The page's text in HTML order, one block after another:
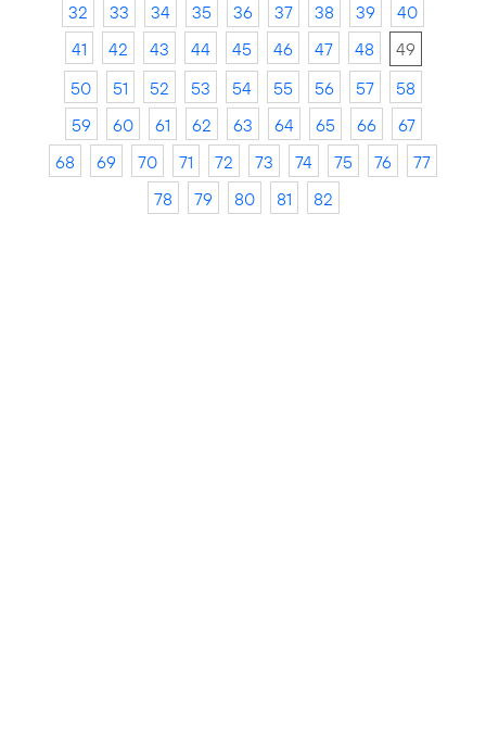
32
33 34 35 36 37 38 39
40
41
42 43 44 45 46 47 48
49
50
51 52 53 54 55 56 57
58
59
60 61 62 63 64 65 66
67
68
69 70 71 72 73 74 75 76
77
78
79 80 81 82